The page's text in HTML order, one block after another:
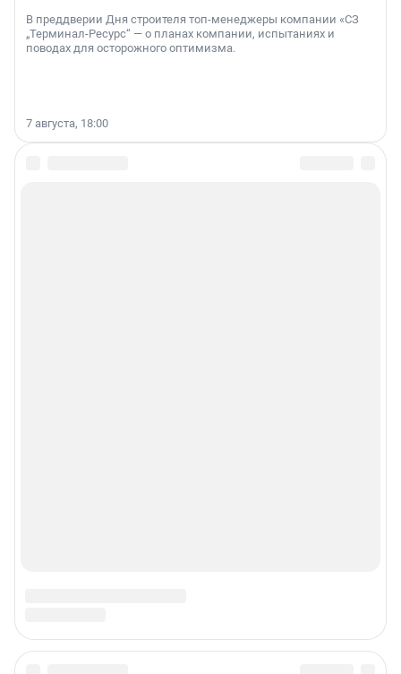
В преддверии Дня строителя топ-менеджеры компании «СЗ
„Терминал-Ресурс“ — о планах компании, испытаниях и
поводах для осторожного оптимизма.
7 августа, 18:00